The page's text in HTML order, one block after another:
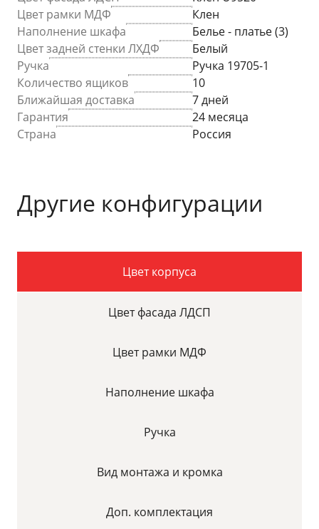
Цвет рамки МДФ
Клен
Наполнение шкафа
Белье - платье (3)
Цвет задней стенки ЛХДФ
Белый
Ручка
Ручка 19705-1
Количество ящиков
10
Ближайшая доставка
7 дней
Гарантия
24 месяца
Страна
Россия
Другие конфигурации
Цвет корпуса
Цвет фасада ЛДСП
Цвет рамки МДФ
Наполнение шкафа
Ручка
Вид монтажа и кромка
Доп. комплектация